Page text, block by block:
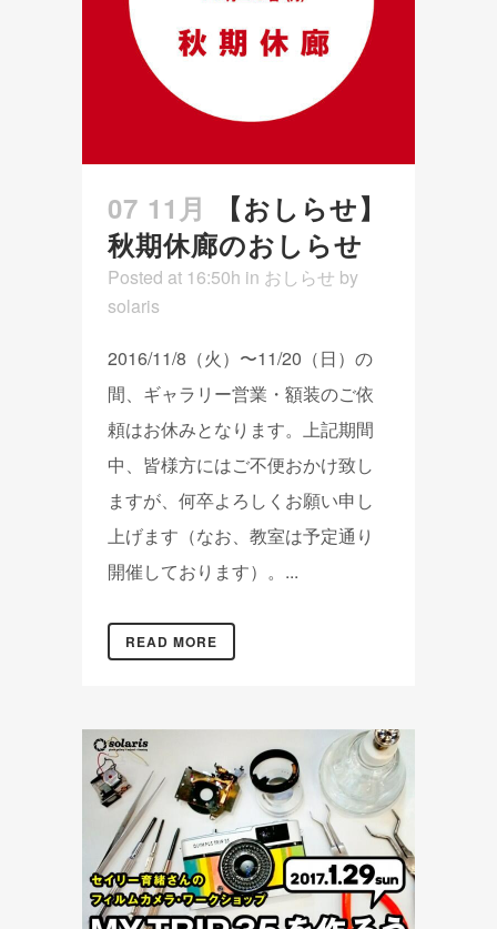
07 11月
【おしらせ】
秋期休廊のおしらせ
Posted at 16:50h in おしらせ by
solaris
2016/11/8（火）〜11/20（日）の
間、ギャラリー営業・額装のご依
頼はお休みとなります。上記期間
中、皆様方にはご不便おかけ致し
ますが、何卒よろしくお願い申し
上げます（なお、教室は予定通り
開催しております）。...
READ MORE